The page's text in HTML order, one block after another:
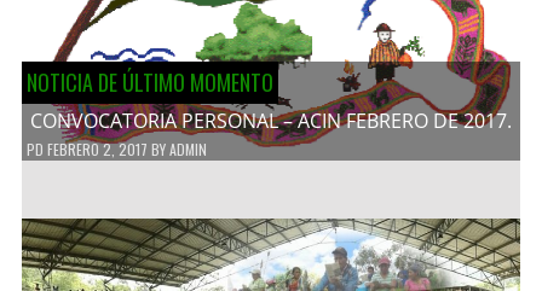
NOTICIA DE ÚLTIMO MOMENTO
CONVOCATORIA PERSONAL – ACIN FEBRERO DE 2017.
PD FEBRERO 2, 2017 BYADMIN